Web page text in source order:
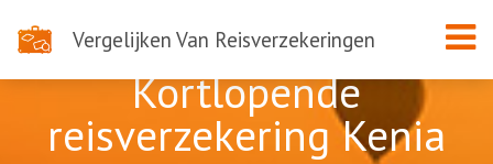
Vergelijken Van Reisverzekeringen
Kortlopende
reisverzekering Kenia